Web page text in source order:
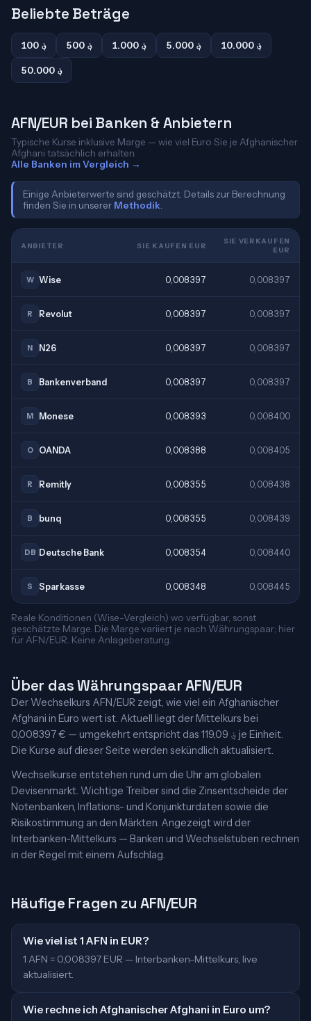
Beliebte Beträge
100 ؋ 500 ؋ 1.000 ؋ 5.000 ؋
10.000 ؋
50.000 ؋
AFN/EUR bei Banken & Anbietern
Typische Kurse inklusive Marge — wie viel Euro Sie je Afghanischer
Afghani tatsächlich erhalten.
Alle Banken im Vergleich →
Einige Anbieterwerte sind geschätzt. Details zur Berechnung
finden Sie in unserer Methodik
ANBIETER SIE KAUFEN EUR
SIE VERKAUFEN
EUR
W Wise 0,008397 0,008397
R Revolut 0,008397 0,008397
N N26 0,008397 0,008397
B Bankenverband 0,008397 0,008397
M Monese 0,008393 0,008400
O OANDA 0,008388 0,008405
R Remitly 0,008355 0,008438
B bunq 0,008355 0,008439
DB Deutsche Bank 0,008354 0,008440
S Sparkasse 0,008348 0,008445
Reale Konditionen (Wise-Vergleich) wo verfügbar, sonst
geschätzte Marge. Die Marge variiert je nach Währungspaar; hier
für AFN/EUR. Keine Anlageberatung.
Über das Währungspaar AFN/EUR
Der Wechselkurs AFN/EUR zeigt, wie viel ein Afghanischer
Afghani in Euro wert ist. Aktuell liegt der Mittelkurs bei
0,008397 € — umgekehrt entspricht das 119,09 ؋ je Einheit.
Die Kurse auf dieser Seite werden sekündlich aktualisiert.
Wechselkurse entstehen rund um die Uhr am globalen
Devisenmarkt. Wichtige Treiber sind die Zinsentscheide der
Notenbanken, Inflations- und Konjunkturdaten sowie die
Risikostimmung an den Märkten. Angezeigt wird der
Interbanken-Mittelkurs — Banken und Wechselstuben rechnen
in der Regel mit einem Aufschlag.
Häufige Fragen zu AFN/EUR
Wie viel ist 1 AFN in EUR?
1 AFN = 0,008397 EUR — Interbanken-Mittelkurs, live
aktualisiert.
Wie rechne ich Afghanischer Afghani in Euro um?